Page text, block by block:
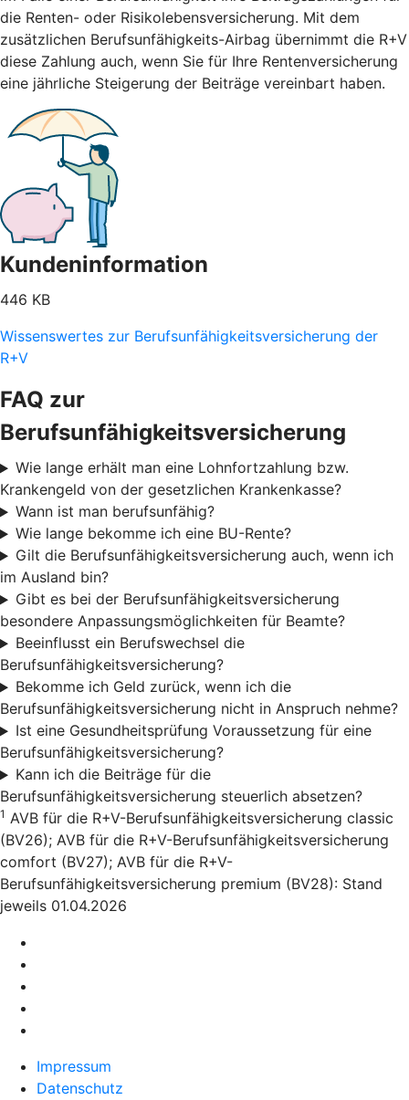
die Renten- oder Risikolebensversicherung. Mit dem
zusätzlichen Berufsunfähigkeits-Airbag übernimmt die R+V
diese Zahlung auch, wenn Sie für Ihre Rentenversicherung
eine jährliche Steigerung der Beiträge vereinbart haben.
Kundeninformation
446 KB
Wissenswertes zur Berufsunfähigkeitsversicherung der
R+V
FAQ zur
Berufsunfähigkeitsversicherung
Wie lange erhält man eine Lohnfortzahlung bzw.
Krankengeld von der gesetzlichen Krankenkasse?
Wann ist man berufsunfähig?
Wie lange bekomme ich eine BU-Rente?
Gilt die Berufsunfähigkeitsversicherung auch, wenn ich
im Ausland bin?
Gibt es bei der Berufsunfähigkeitsversicherung
besondere Anpassungsmöglichkeiten für Beamte?
Beeinflusst ein Berufswechsel die
Berufsunfähigkeitsversicherung?
Bekomme ich Geld zurück, wenn ich die
Berufsunfähigkeitsversicherung nicht in Anspruch nehme?
Ist eine Gesundheitsprüfung Voraussetzung für eine
Berufsunfähigkeitsversicherung?
Kann ich die Beiträge für die
Berufsunfähigkeitsversicherung steuerlich absetzen?
1 AVB für die R+V-Berufsunfähigkeitsversicherung classic
(BV26); AVB für die R+V-Berufsunfähigkeitsversicherung
comfort (BV27); AVB für die R+V-
Berufsunfähigkeitsversicherung premium (BV28): Stand
jeweils 01.04.2026
Impressum
Datenschutz